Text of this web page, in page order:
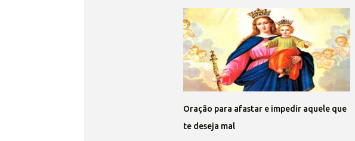
Oração para afastar e impedir aquele que
te deseja mal